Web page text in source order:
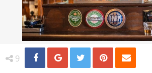
9 Share Distribuie
Tweet Pin
Top 5 cele mai bune beri din